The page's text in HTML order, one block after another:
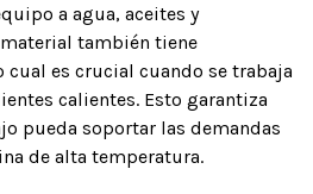
a agua, aceites y
también tiene
cual es crucial cuando se trabaja
calientes. Esto garantiza
pueda soportar las demandas
de alta temperatura.